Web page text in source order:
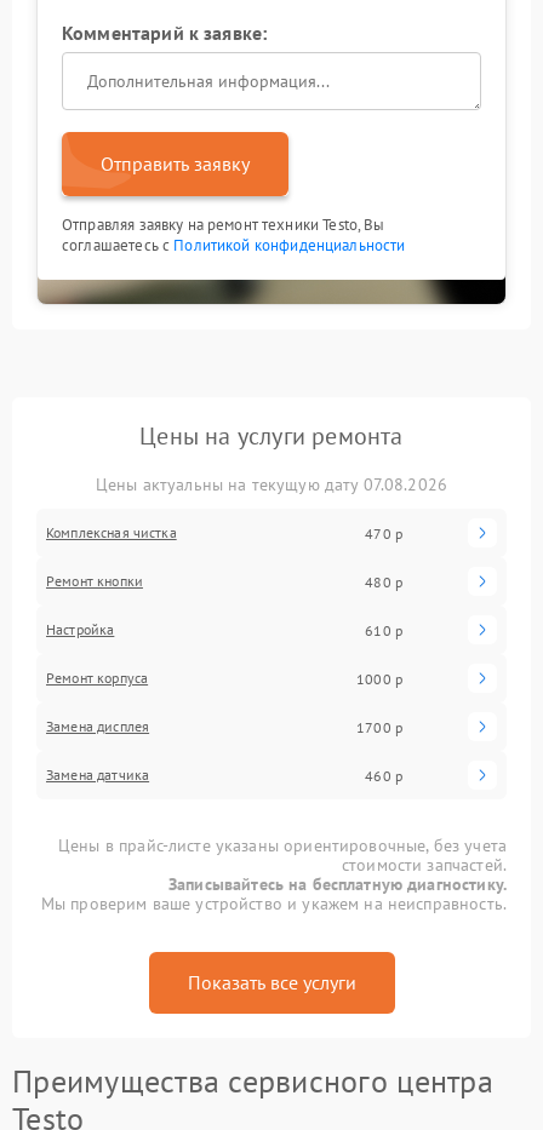
Комментарий к заявке:
Отправить заявку
Отправляя заявку на ремонт техники Testo, Вы
соглашаетесь с Политикой конфиденциальности
Цены на услуги ремонта
Цены актуальны на текущую дату 07.08.2026
Комплексная чистка 470 р
Ремонт кнопки 480 р
Настройка 610 р
Ремонт корпуса 1000 р
Замена дисплея 1700 р
Замена датчика 460 р
Цены в прайс-листе указаны ориентировочные, без учета
стоимости запчастей.
Записывайтесь на бесплатную диагностику.
Мы проверим ваше устройство и укажем на неисправность.
Показать все услуги
Преимущества сервисного центра
Testo